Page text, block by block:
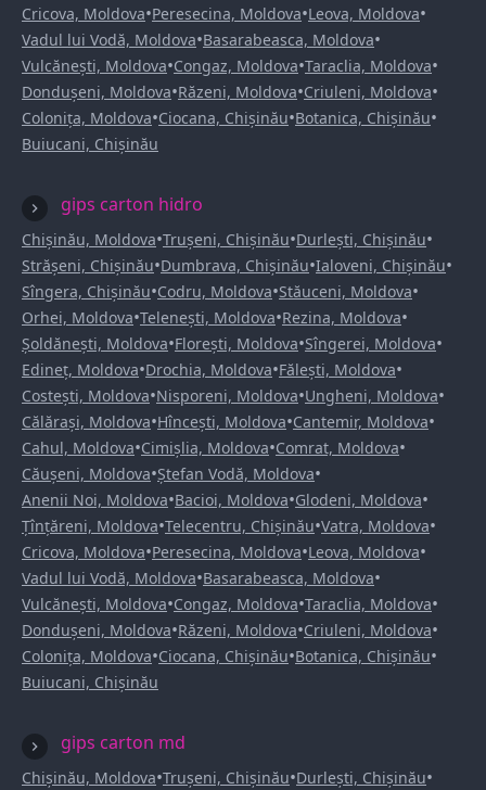
Cricova, Moldova•Peresecina, Moldova•Leova, Moldova•
Vadul lui Vodă, Moldova•Basarabeasca, Moldova•
Vulcănești, Moldova•Congaz, Moldova•Taraclia, Moldova•
Dondușeni, Moldova•Răzeni, Moldova•Criuleni, Moldova•
Colonița, Moldova•Ciocana, Chișinău•Botanica, Chișinău•
Buiucani, Chișinău
gips carton hidro
Chișinău, Moldova•Trușeni, Chișinău•Durlești, Chișinău•
Strășeni, Chișinău•Dumbrava, Chișinău•Ialoveni, Chișinău•
Sîngera, Chișinău•Codru, Moldova•Stăuceni, Moldova•
Orhei, Moldova•Telenești, Moldova•Rezina, Moldova•
Șoldănești, Moldova•Florești, Moldova•Sîngerei, Moldova•
Edineț, Moldova•Drochia, Moldova•Fălești, Moldova•
Costești, Moldova•Nisporeni, Moldova•Ungheni, Moldova•
Călărași, Moldova•Hîncești, Moldova•Cantemir, Moldova•
Cahul, Moldova•Cimișlia, Moldova•Comrat, Moldova•
Căușeni, Moldova•Ștefan Vodă, Moldova•
Anenii Noi, Moldova•Bacioi, Moldova•Glodeni, Moldova•
Țînțăreni, Moldova•Telecentru, Chișinău•Vatra, Moldova•
Cricova, Moldova•Peresecina, Moldova•Leova, Moldova•
Vadul lui Vodă, Moldova•Basarabeasca, Moldova•
Vulcănești, Moldova•Congaz, Moldova•Taraclia, Moldova•
Dondușeni, Moldova•Răzeni, Moldova•Criuleni, Moldova•
Colonița, Moldova•Ciocana, Chișinău•Botanica, Chișinău•
Buiucani, Chișinău
gips carton md
Chișinău, Moldova•Trușeni, Chișinău•Durlești, Chișinău•